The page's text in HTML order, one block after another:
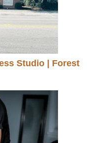
Studio | Forest